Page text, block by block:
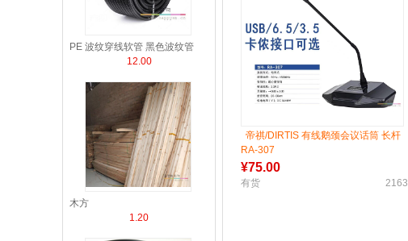
PE 波纹穿线软管 黑色波纹管
12.00
木方
1.20
帝祺/DIRTIS 有线鹅颈会议话筒 长杆
RA-307
¥75.00
有货 2163